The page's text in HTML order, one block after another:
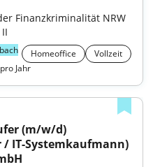
Finanzkriminalität NRW
Homeoffice
Vollzeit
Jahr
(m/w/d)
/ IT-Systemkaufmann)